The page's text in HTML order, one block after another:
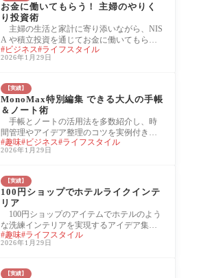
お金に働いてもらう！ 主婦のやりく
り投資術
主婦の生活と家計に寄り添いながら、NIS
A や積立投資を通じてお金に働いてもらう
方法を解説する実用投資ガイド。 出版社 :
宝島社
ビジネス ライフスタイル
2026年1月29日
【実績】
MonoMax特別編集 できる大人の手帳
＆ノート術
手帳とノートの活用法を多数紹介し、時
間管理やアイデア整理のコツを実例付きで
解説するムック。 出版社 : 宝島社 発売日 : 2
025/03
趣味 ビジネス ライフスタイル
2026年1月29日
【実績】
100円ショップでホテルライクインテ
リア
100円ショップのアイテムでホテルのよう
な洗練インテリアを実現するアイデア集。
実例やDIYテクニックも多数紹介。 出版社 :
宝島
趣味 ライフスタイル
2026年1月29日
【実績】